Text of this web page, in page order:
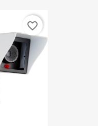
favorite_border